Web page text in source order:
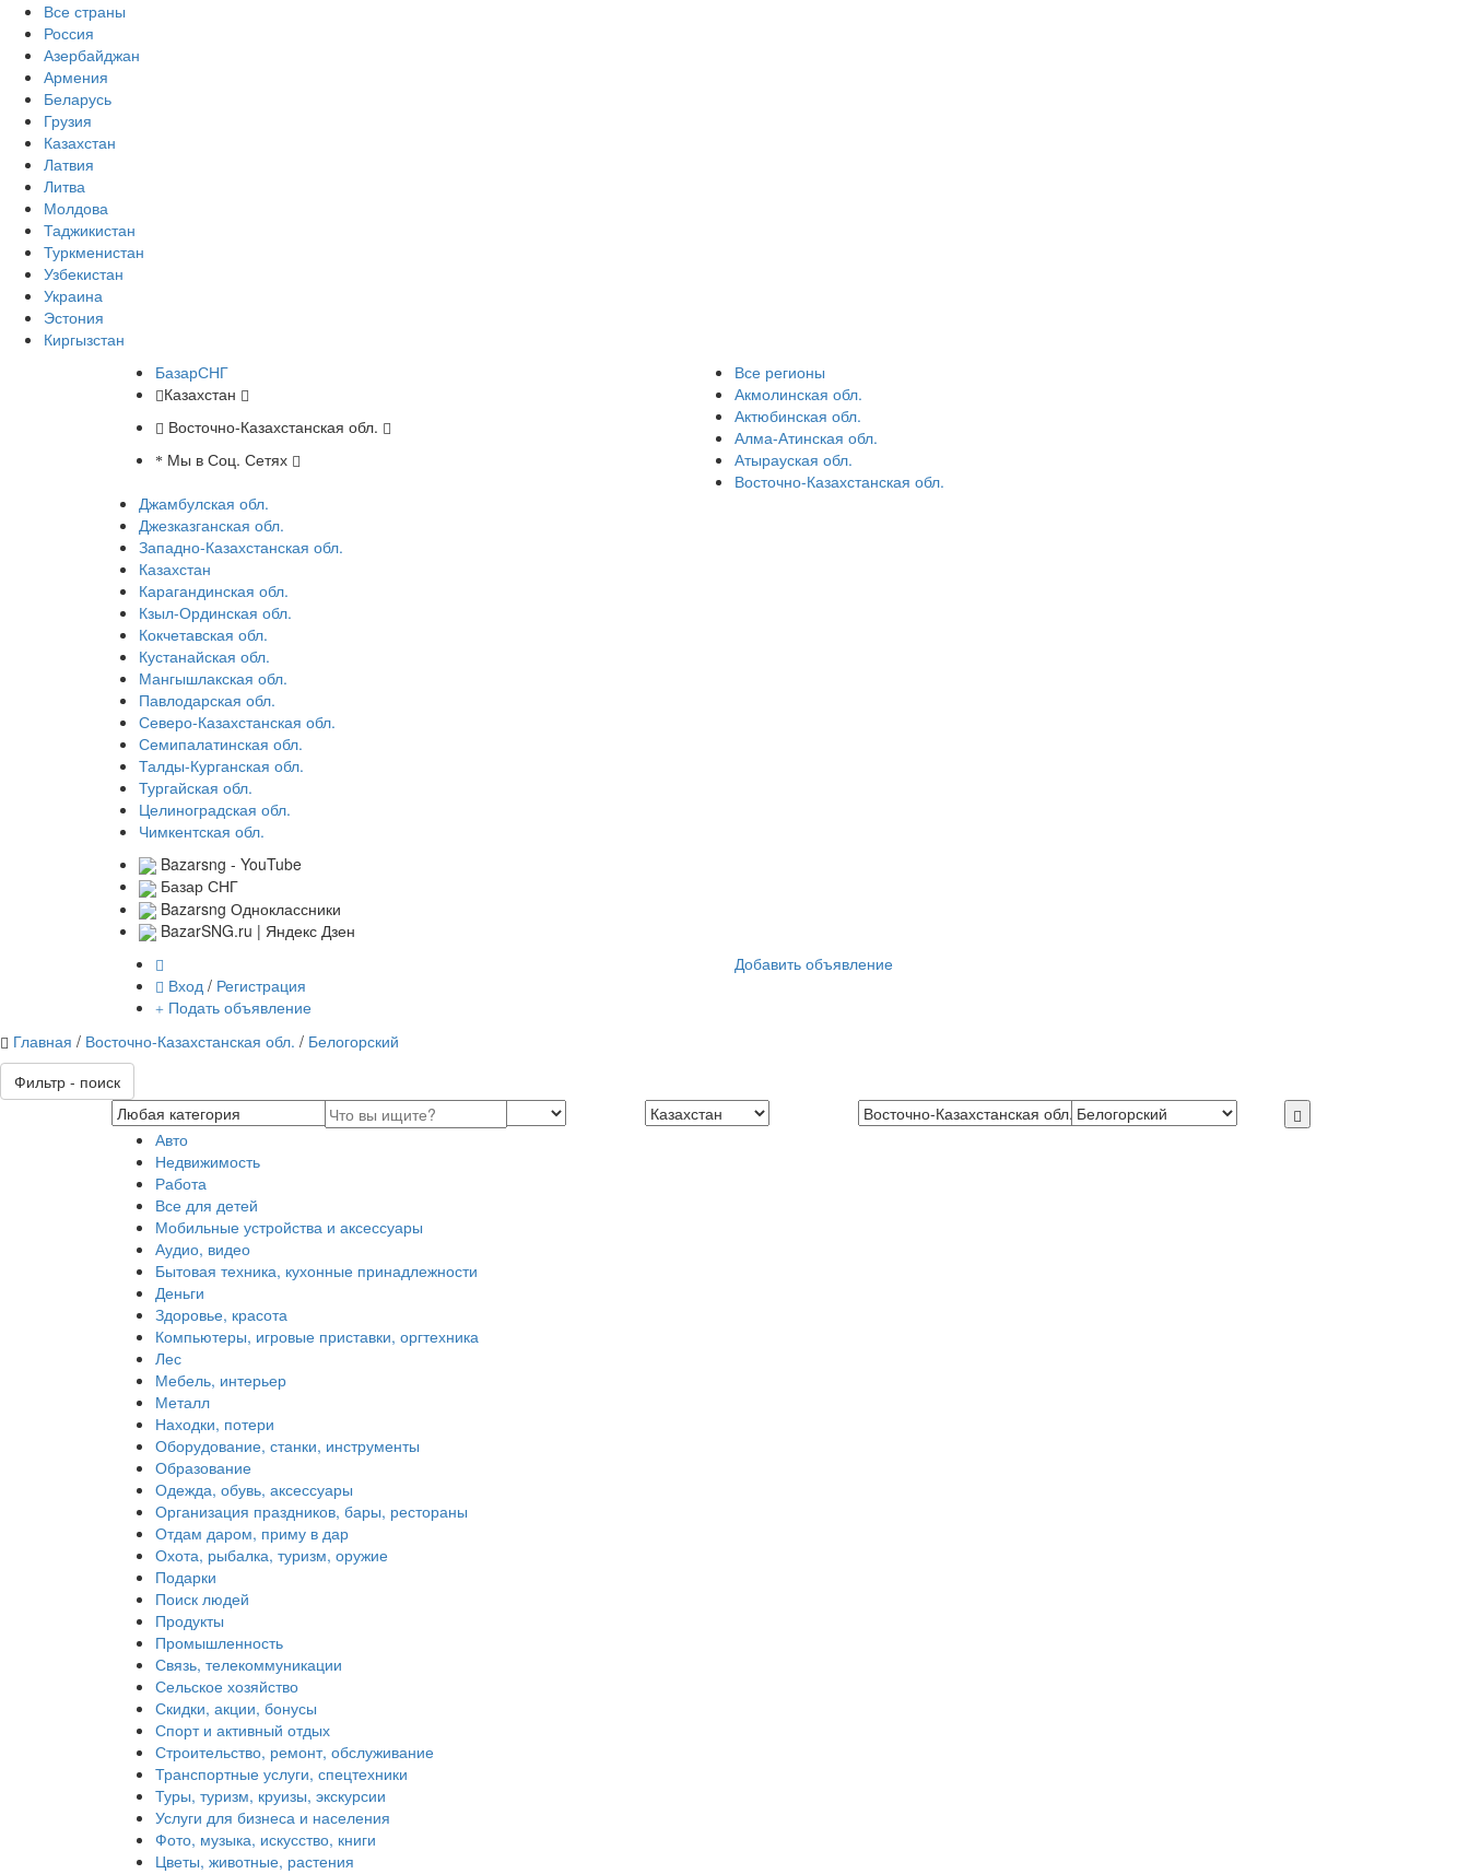
Все страны
Россия
Азербайджан
Армения
Беларусь
Грузия
Казахстан
Латвия
Литва
Молдова
Таджикистан
Туркменистан
Узбекистан
Украина
Эстония
Киргызстан
БазарСНГ
Казахстан
Восточно-Казахстанская обл.
Мы в Соц. Сетях
Все регионы
Акмолинская обл.
Актюбинская обл.
Алма-Атинская обл.
Атырауская обл.
Восточно-Казахстанская обл.
Джамбулская обл.
Джезказганская обл.
Западно-Казахстанская обл.
Казахстан
Карагандинская обл.
Кзыл-Ординская обл.
Кокчетавская обл.
Кустанайская обл.
Мангышлакская обл.
Павлодарская обл.
Северо-Казахстанская обл.
Семипалатинская обл.
Талды-Курганская обл.
Тургайская обл.
Целиноградская обл.
Чимкентская обл.
Bazarsng - YouTube
Базар СНГ
Bazarsng Одноклассники
BazarSNG.ru | Яндекс Дзен
Вход / Регистрация
Подать объявление
Добавить объявление
Главная / Восточно-Казахстанская обл. / Белогорский
Фильтр - поиск
Авто
Недвижимость
Работа
Все для детей
Мобильные устройства и аксессуары
Аудио, видео
Бытовая техника, кухонные принадлежности
Деньги
Здоровье, красота
Компьютеры, игровые приставки, оргтехника
Лес
Мебель, интерьер
Металл
Находки, потери
Оборудование, станки, инструменты
Образование
Одежда, обувь, аксессуары
Организация праздников, бары, рестораны
Отдам даром, приму в дар
Охота, рыбалка, туризм, оружие
Подарки
Поиск людей
Продукты
Промышленность
Связь, телекоммуникации
Сельское хозяйство
Скидки, акции, бонусы
Спорт и активный отдых
Строительство, ремонт, обслуживание
Транспортные услуги, спецтехники
Туры, туризм, круизы, экскурсии
Услуги для бизнеса и населения
Фото, музыка, искусство, книги
Цветы, животные, растения